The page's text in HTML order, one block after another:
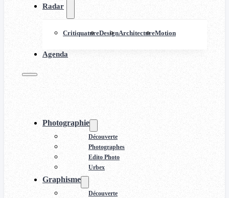
Radar
CritiquatureDesignArchitectureMotion
Agenda
Photographie
Découverte
Photographes
Edito Photo
Urbex
Graphisme
Découverte